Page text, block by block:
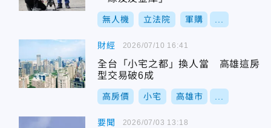
無人機 立法院 軍購
財經
全台「小宅之都」換人當 高雄這房
型交易破6成
高房價 小宅 高雄市
2026/07/10 16:41
要聞 2026/07/03 13:18